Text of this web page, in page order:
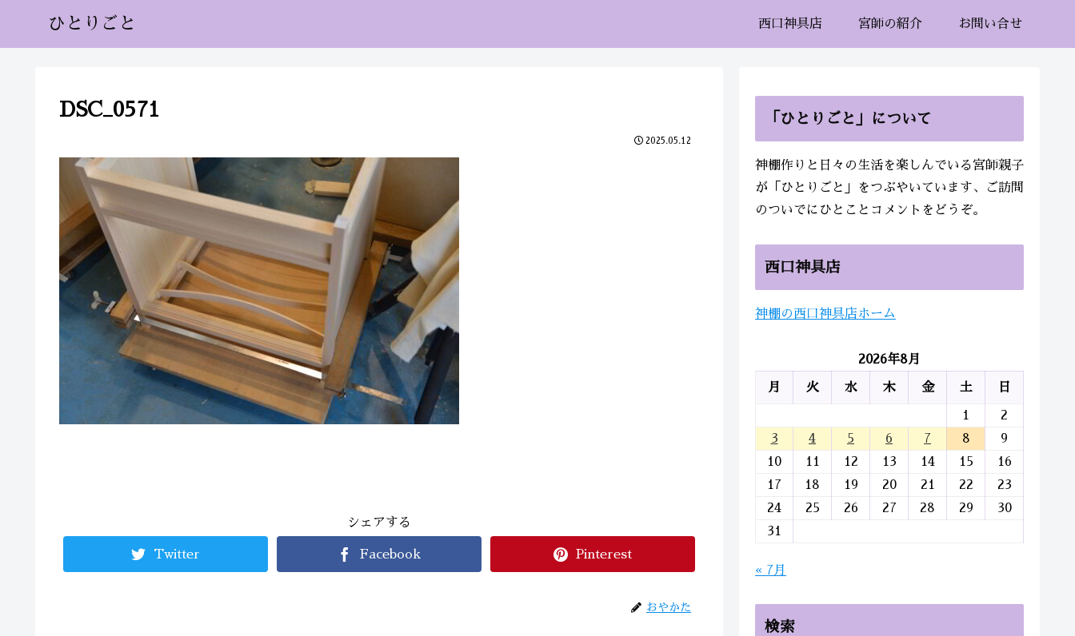
ひとりごと 西口神具店 宮師の紹介 お問い合せ
DSC_0571
2025.05.12
シェアする
Twitter Facebook Pinterest
おやかた
「ひとりごと」について
神棚作りと日々の生活を楽しんでいる宮師親子
が「ひとりごと」をつぶやいています、ご訪問
のついでにひとことコメントをどうぞ。
西口神具店
神棚の西口神具店ホーム
2026年8月
月 火 水 木 金 土 日
1
2
3
4 5 6 7 8
9
10
11 12 13 14 15
16
17
18 19 20 21 22
23
24
25 26 27 28 29
30
31
« 7月
検索